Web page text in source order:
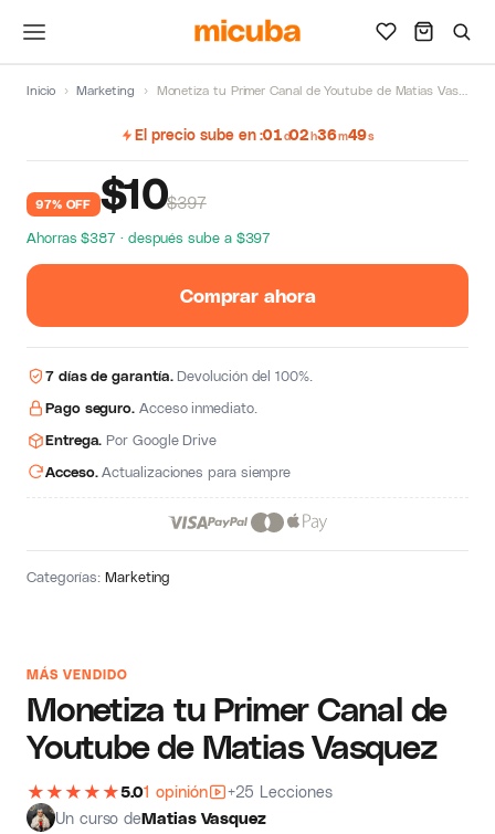
Inicio › Marketing › Monetiza tu Primer Canal de Youtube de Matias Vasquez
MÁS VENDIDO
Monetiza tu Primer Canal de
Youtube de Matias Vasquez
★ ★ ★ ★ ★5.01 opinión
+25 Lecciones
Un curso deMatias Vasquez
El precio sube en 01d02h36m48s
97% OFF $10$397
Ahorras $387 · después sube a $397
Comprar ahora
7 días de garantía.Devolución del 100%.
Pago seguro. Acceso inmediato.
Entrega. Por Google Drive
Acceso.Actualizaciones para siempre
Categorías:Marketing